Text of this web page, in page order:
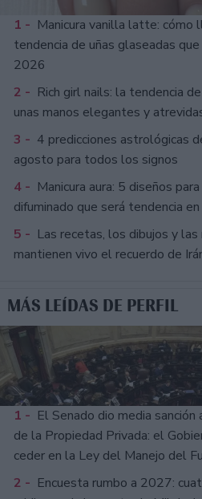
1 - Manicura vanilla latte: cómo
tendencia de uñas glaseadas
2026
2 - Rich girl nails: la tendencia
unas manos elegantes y
3 - 4 predicciones astrológicas
agosto para todos los signos
4 - Manicura aura: 5 diseños
difuminado que será tendencia
5 - Las recetas, los dibujos y las
mantienen vivo el recuerdo de
MÁS LEÍDAS DE PERFIL
1 - El Senado dio media
de la Propiedad Privada: el
ceder en la Ley del Manejo del
2 - Encuesta rumbo a 2027: